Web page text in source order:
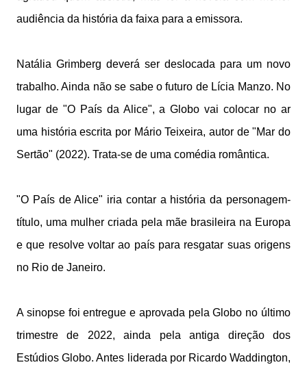
audiência da história da faixa para a emissora.
Natália Grimberg deverá ser deslocada para um novo
trabalho. Ainda não se sabe o futuro de Lícia Manzo. No
lugar de "O País da Alice", a Globo vai colocar no ar
uma história escrita por Mário Teixeira, autor de "Mar do
Sertão" (2022). Trata-se de uma comédia romântica.
"O País de Alice" iria contar a história da personagem-
título, uma mulher criada pela mãe brasileira na Europa
e que resolve voltar ao país para resgatar suas origens
no Rio de Janeiro.
A sinopse foi entregue e aprovada pela Globo no último
trimestre de 2022, ainda pela antiga direção dos
Estúdios Globo. Antes liderada por Ricardo Waddington,